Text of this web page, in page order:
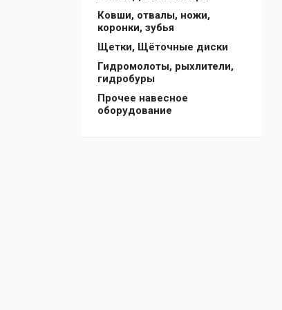
Ковши, отвалы, ножи,
коронки, зубья
Щетки, Щёточные диски
Гидромолоты, рыхлители,
гидробуры
Прочее навесное
оборудование